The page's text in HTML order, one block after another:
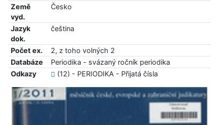
Země
vyd.
Česko
Jazyk
dok.
čeština
Počet ex.
2, z toho volných 2
Databáze
Periodika - svázaný ročník periodika
Odkazy
(12) - PERIODIKA - Přijatá čísla